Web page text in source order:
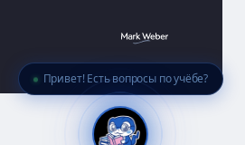
Привет! Есть вопросы по учёбе?